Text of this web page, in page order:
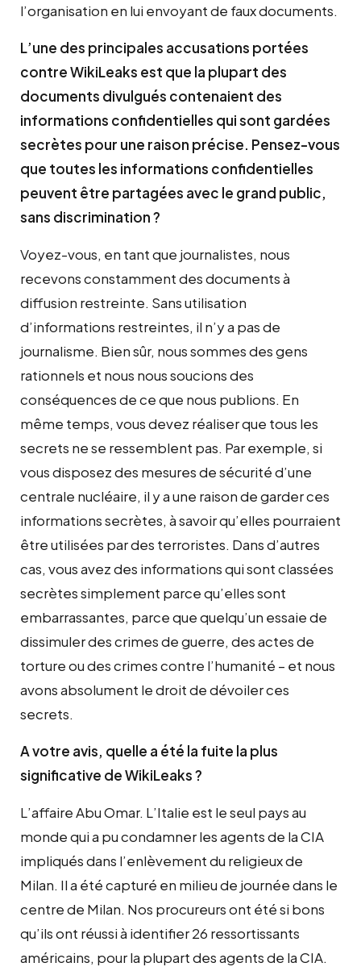
l’organisation en lui envoyant de faux documents.
L’une des principales accusations portées
contre WikiLeaks est que la plupart des
documents divulgués contenaient des
informations confidentielles qui sont gardées
secrètes pour une raison précise. Pensez-vous
que toutes les informations confidentielles
peuvent être partagées avec le grand public,
sans discrimination ?
Voyez-vous, en tant que journalistes, nous
recevons constamment des documents à
diffusion restreinte. Sans utilisation
d’informations restreintes, il n’y a pas de
journalisme. Bien sûr, nous sommes des gens
rationnels et nous nous soucions des
conséquences de ce que nous publions. En
même temps, vous devez réaliser que tous les
secrets ne se ressemblent pas. Par exemple, si
vous disposez des mesures de sécurité d’une
centrale nucléaire, il y a une raison de garder ces
informations secrètes, à savoir qu’elles pourraient
être utilisées par des terroristes. Dans d’autres
cas, vous avez des informations qui sont classées
secrètes simplement parce qu’elles sont
embarrassantes, parce que quelqu’un essaie de
dissimuler des crimes de guerre, des actes de
torture ou des crimes contre l’humanité – et nous
avons absolument le droit de dévoiler ces
secrets.
A votre avis, quelle a été la fuite la plus
significative de WikiLeaks ?
L’affaire Abu Omar. L’Italie est le seul pays au
monde qui a pu condamner les agents de la CIA
impliqués dans l’enlèvement du religieux de
Milan. Il a été capturé en milieu de journée dans le
centre de Milan. Nos procureurs ont été si bons
qu’ils ont réussi à identifier 26 ressortissants
américains, pour la plupart des agents de la CIA.